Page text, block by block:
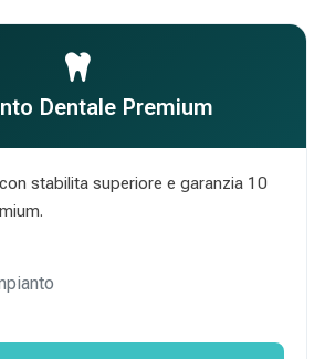
Dentale Premium
stabilita superiore e garanzia 10